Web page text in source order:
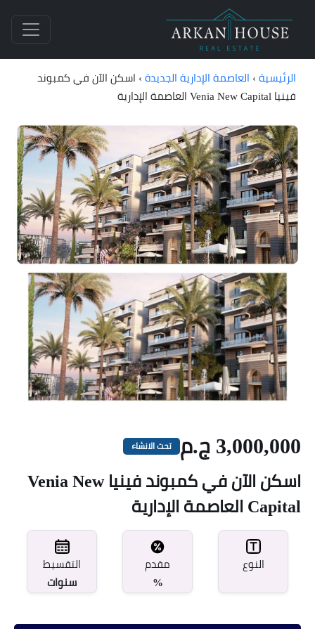
الرئيسية › العاصمة الإدارية الجديدة › اسكن الآن في كمبوند
فينيا Venia New Capital العاصمة الإدارية
3,000,000 ج.م تحت الانشاء
اسكن الآن في كمبوند فينيا Venia New
Capital العاصمة الإدارية
النوع
مقدم
%
التقسيط
سنوات